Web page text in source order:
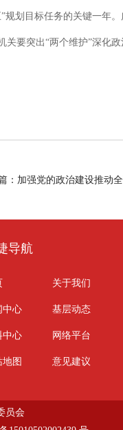
划目标任务的关键一年
要突出“两个维护”深化
：加强党的政治建设推动全面
导航
关于我们
中心 基层动态
中心 网络平台
地图 意见建议
员会